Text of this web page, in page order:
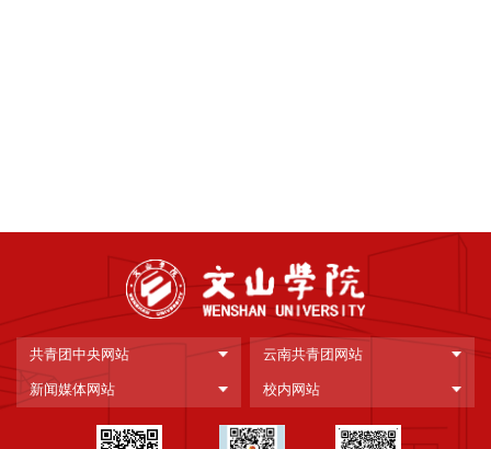
共青团中央网站 云南共青团网站
新闻媒体网站 校内网站